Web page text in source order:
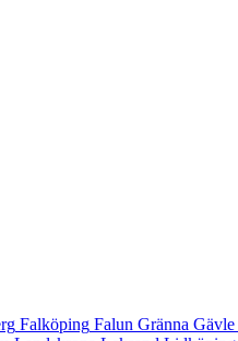
Falköping Falun Gränna Gävle